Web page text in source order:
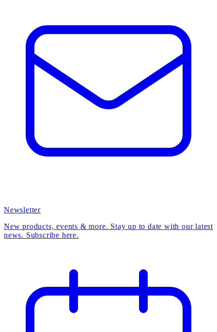
Newsletter
New products, events & more. Stay up to date with our latest
news. Subscribe here.